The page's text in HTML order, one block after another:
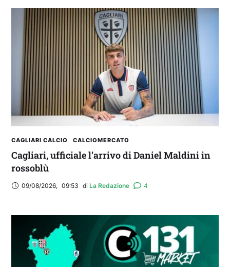
2° TROFEO RIVA | IL POST-PARTITA: commenta
con noi il match tra Cagliari e Nizza
CAGLIARI CALCIO CALCIOMERCATO
Cagliari, ufficiale l’arrivo di Daniel Maldini in
rossoblù
09/08/2026, 09:53 di La Redazione 4